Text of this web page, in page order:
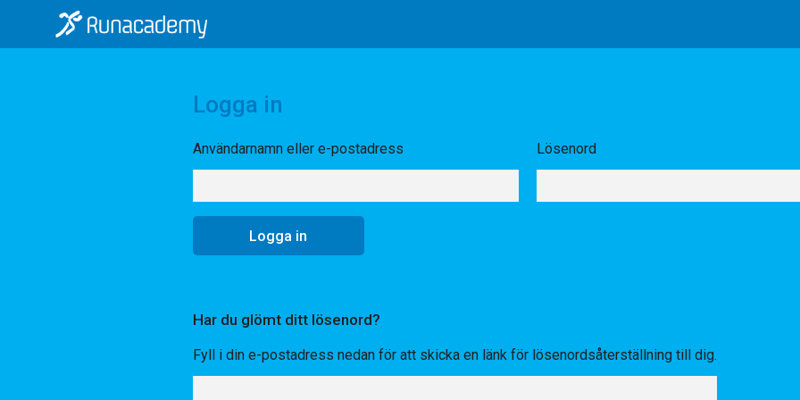
Logga in
Användarnamn eller e-postadress Lösenord
Har du glömt ditt lösenord?
Fyll i din e-postadress nedan för att skicka en länk för lösenordsåterställning till dig.